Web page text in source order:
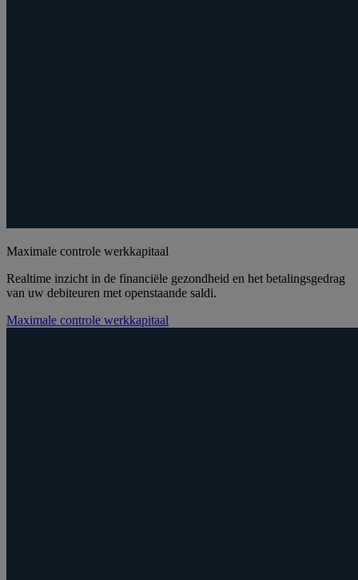
Maximale controle werkkapitaal
Realtime inzicht in de financiële gezondheid en het betalingsgedrag
van uw debiteuren met openstaande saldi.
Maximale controle werkkapitaal